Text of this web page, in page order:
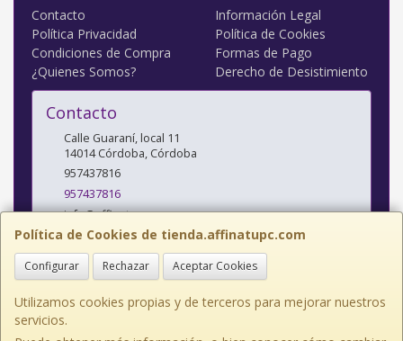
Política de Cookies de tienda.affinatupc.com
Configurar Rechazar Aceptar Cookies
Utilizamos cookies propias y de terceros para mejorar nuestros
servicios.
Contacto
Información Legal
Política Privacidad
Política de Cookies
Condiciones de Compra
Formas de Pago
¿Quienes Somos?
Derecho de Desistimiento
Contacto
Calle Guaraní, local 11
14014 Córdoba, Córdoba
957437816
957437816
info@affinatupc.com
Horario
10:00 a 13:30 y 17:00 a 20:30h Lunes a Viernes